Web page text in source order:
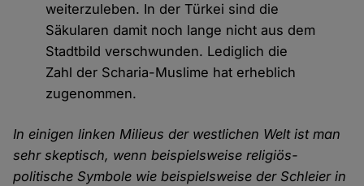
weiterzuleben. In der Türkei sind die
Säkularen damit noch lange nicht aus dem
Stadtbild verschwunden. Lediglich die
Zahl der Scharia-Muslime hat erheblich
zugenommen.
In einigen linken Milieus der westlichen Welt ist man
sehr skeptisch, wenn beispielsweise religiös-
politische Symbole wie beispielsweise der Schleier in